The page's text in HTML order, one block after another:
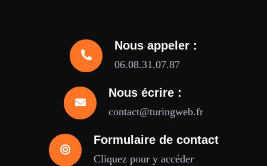
Nous appeler :
06.08.31.07.87
Nous écrire :
contact@turingweb.fr
Formulaire de contact
Cliquez pour y accéder